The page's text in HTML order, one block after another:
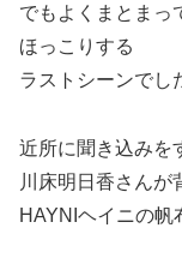
でもよくまとまっ
ほっこりする
ラストシーンでし
近所に聞き込みを
川床明日香さんが
HAYNIヘイニの帆